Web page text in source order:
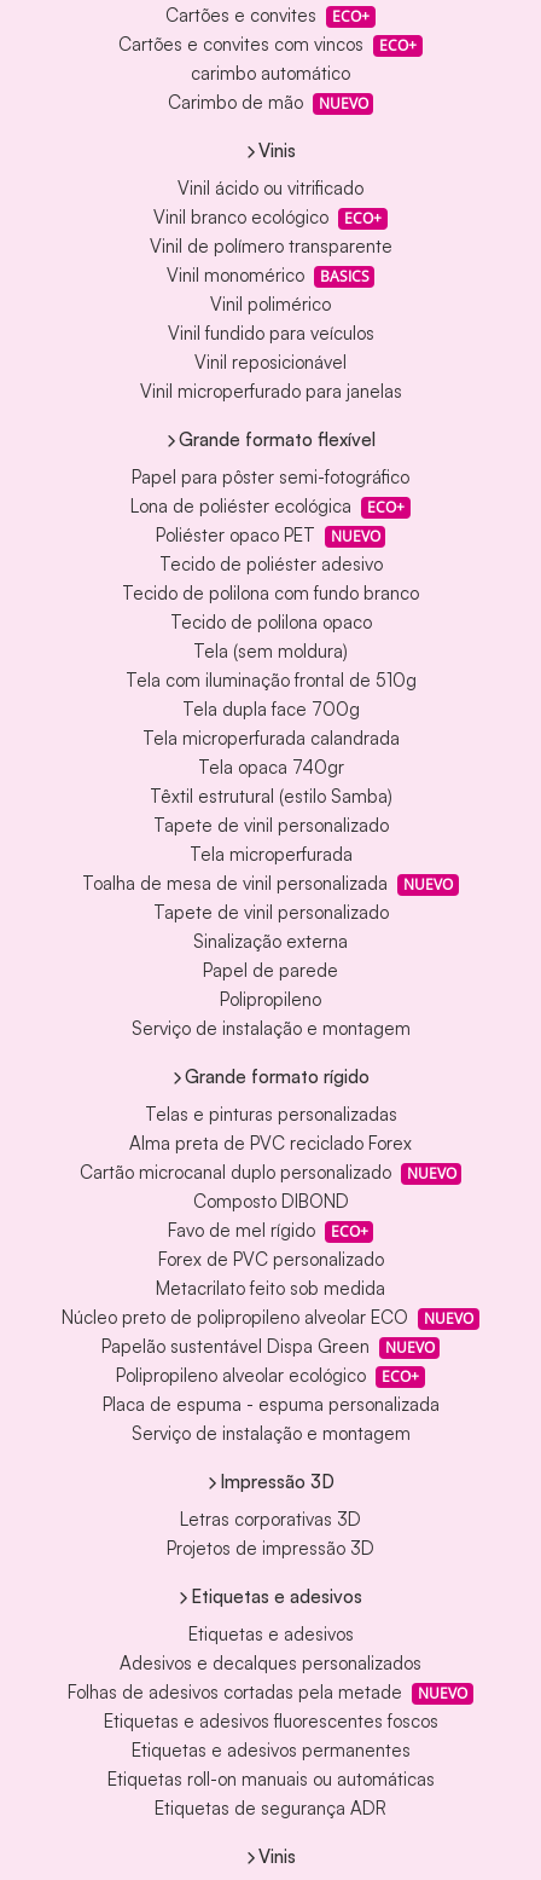
Cartões e convites
ECO+
Cartões e convites com vincos ECO+
carimbo automático
Carimbo de mão
NUEVO
Vinis
Vinil ácido ou vitrificado
Vinil branco ecológico
ECO+
Vinil de polímero transparente
Vinil monomérico
BASICS
Vinil polimérico
Vinil fundido para veículos
Vinil reposicionável
Vinil microperfurado para janelas
Grande formato flexível
Papel para pôster semi-fotográfico
Lona de poliéster ecológica
ECO+
Poliéster opaco PET NUEVO
Tecido de poliéster adesivo
Tecido de polilona com fundo branco
Tecido de polilona opaco
Tela (sem moldura)
Tela com iluminação frontal de 510g
Tela dupla face 700g
Tela microperfurada calandrada
Tela opaca 740gr
Têxtil estrutural (estilo Samba)
Tapete de vinil personalizado
Tela microperfurada
Toalha de mesa de vinil personalizada
NUEVO
Tapete de vinil personalizado
Sinalização externa
Papel de parede
Polipropileno
Serviço de instalação e montagem
Grande formato rígido
Telas e pinturas personalizadas
Alma preta de PVC reciclado Forex
Cartão microcanal duplo personalizado
NUEVO
Composto DIBOND
Favo de mel rígido
ECO+
Forex de PVC personalizado
Metacrilato feito sob medida
Núcleo preto de polipropileno alveolar ECO
NUEVO
Papelão sustentável Dispa Green NUEVO
Polipropileno alveolar ecológico ECO+
Placa de espuma - espuma personalizada
Serviço de instalação e montagem
Impressão 3D
Letras corporativas 3D
Projetos de impressão 3D
Etiquetas e adesivos
Etiquetas e adesivos
Adesivos e decalques personalizados
Folhas de adesivos cortadas pela metade
NUEVO
Etiquetas e adesivos fluorescentes foscos
Etiquetas e adesivos permanentes
Etiquetas roll-on manuais ou automáticas
Etiquetas de segurança ADR
Vinis